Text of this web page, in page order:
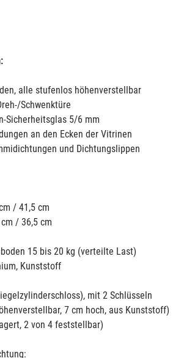
alle stufenlos höhenverstellbar
Schwenktüre
Sicherheitsglas 5/6 mm
an den Ecken der Vitrinen
und Dichtungslippen
/ 41,5 cm
/ 36,5 cm
15 bis 20 kg (verteilte Last)
Kunststoff
mit 2 Schlüsseln
7 cm hoch, aus Kunststoff)
2 von 4 feststellbar)